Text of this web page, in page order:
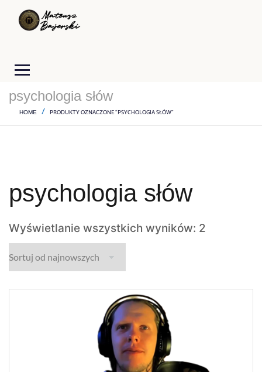
psychologia słów
HOME PRODUKTY OZNACZONE “PSYCHOLOGIA SŁÓW”
psychologia słów
Wyświetlanie wszystkich wyników: 2